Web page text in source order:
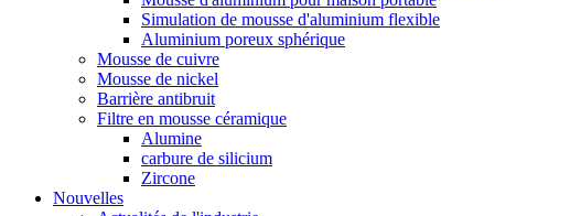
Simulation de mousse d'aluminium flexible
Aluminium poreux sphérique
Mousse de cuivre
Mousse de nickel
Barrière antibruit
Filtre en mousse céramique
Alumine
carbure de silicium
Zircone
Nouvelles